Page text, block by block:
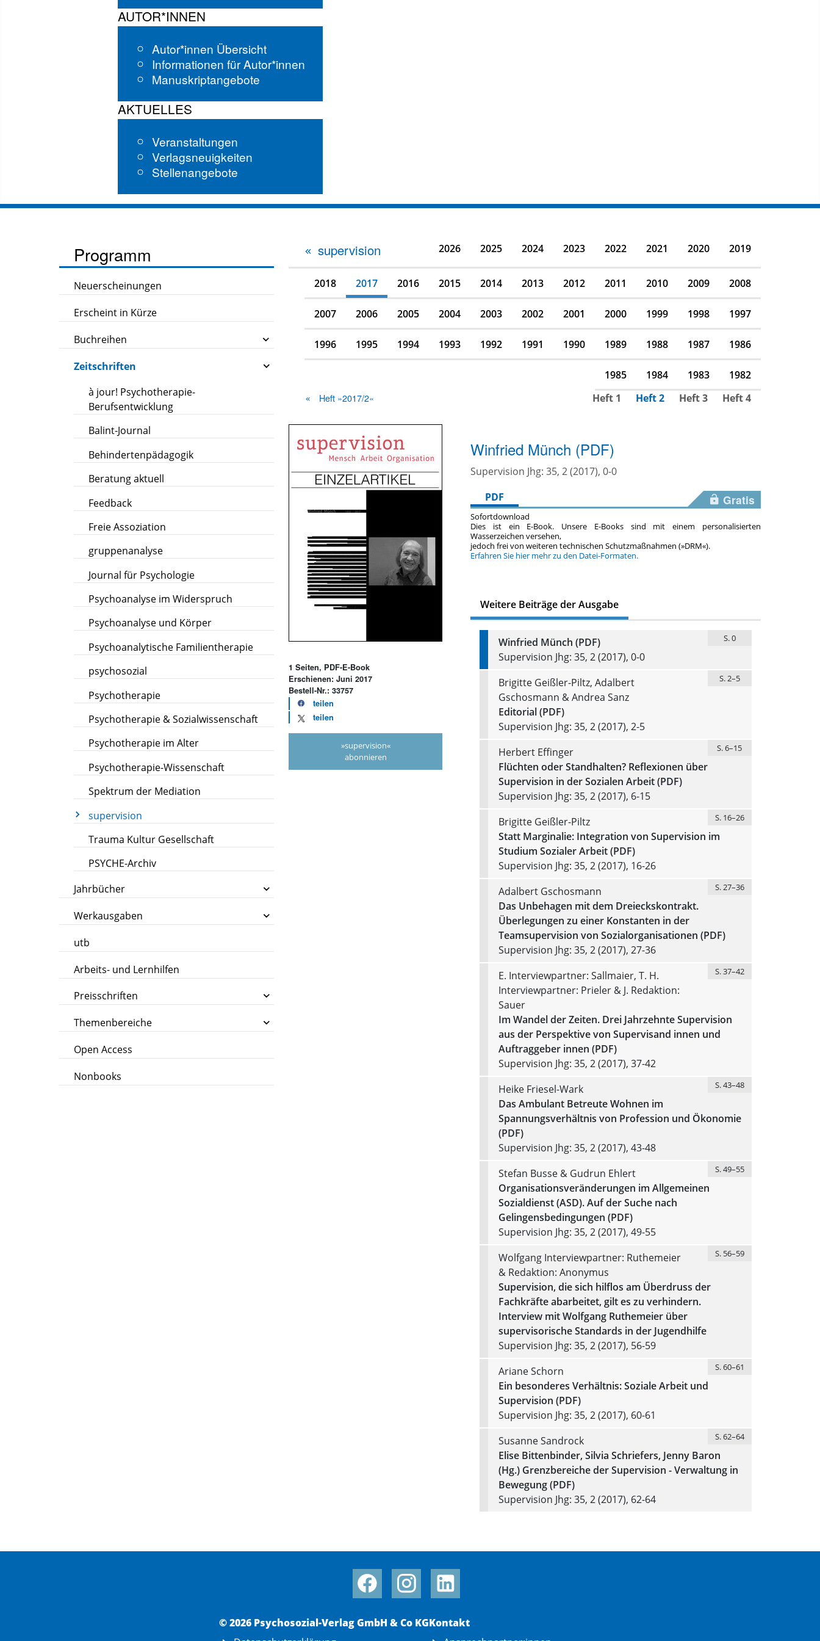
AUTOR*INNEN
Autor*innen Übersicht
Informationen für Autor*innen
Manuskriptangebote
AKTUELLES
Veranstaltungen
Verlagsneuigkeiten
Stellenangebote
Programm
Neuerscheinungen
Erscheint in Kürze
Buchreihen
Zeitschriften
à jour! Psychotherapie-
Berufsentwicklung
Balint-Journal
Behindertenpädagogik
Beratung aktuell
Feedback
Freie Assoziation
gruppenanalyse
Journal für Psychologie
Psychoanalyse im Widerspruch
Psychoanalyse und Körper
Psychoanalytische Familientherapie
psychosozial
Psychotherapie
Psychotherapie & Sozialwissenschaft
Psychotherapie im Alter
Psychotherapie-Wissenschaft
Spektrum der Mediation
supervision
Trauma Kultur Gesellschaft
PSYCHE-Archiv
Jahrbücher
Werkausgaben
utb
Arbeits- und Lernhilfen
Preisschriften
Themenbereiche
Open Access
Nonbooks
supervision 2026 2025 2024 2023 2022 2021 2020 2019
2018 2017 2016 2015 2014 2013 2012 2011 2010 2009 2008
2007 2006 2005 2004 2003 2002 2001 2000 1999 1998 1997
1996 1995 1994 1993 1992 1991 1990 1989 1988 1987 1986
1985 1984 1983 1982
Heft »2017/2« Heft 1 Heft 2 Heft 3 Heft 4
1 Seiten, PDF-E-Book
Erschienen: Juni 2017
Bestell-Nr.: 33757
teilen
teilen
»supervision«
abonnieren
Winfried Münch (PDF)
Supervision Jhg: 35, 2 (2017), 0-0
PDF
Gratis
Sofortdownload
Dies ist ein E-Book. Unsere E-Books sind mit einem personalisierten
Wasserzeichen versehen,
jedoch frei von weiteren technischen Schutzmaßnahmen (»DRM«).
Erfahren Sie hier mehr zu den Datei-Formaten.
Weitere Beiträge der Ausgabe
S. 0
Winfried Münch (PDF)
Supervision Jhg: 35, 2 (2017), 0-0
Brigitte Geißler-Piltz, Adalbert
Gschosmann & Andrea Sanz
S. 2–5
Editorial (PDF)
Supervision Jhg: 35, 2 (2017), 2-5
Herbert Effinger
S. 6–15
Flüchten oder Standhalten? Reflexionen über
Supervision in der Sozialen Arbeit (PDF)
Supervision Jhg: 35, 2 (2017), 6-15
Brigitte Geißler-Piltz
S. 16–26
Statt Marginalie: Integration von Supervision im
Studium Sozialer Arbeit (PDF)
Supervision Jhg: 35, 2 (2017), 16-26
Adalbert Gschosmann
S. 27–36
Das Unbehagen mit dem Dreieckskontrakt.
Überlegungen zu einer Konstanten in der
Teamsupervision von Sozialorganisationen (PDF)
Supervision Jhg: 35, 2 (2017), 27-36
E. Interviewpartner: Sallmaier, T. H.
Interviewpartner: Prieler & J. Redaktion:
Sauer
S. 37–42
Im Wandel der Zeiten. Drei Jahrzehnte Supervision
aus der Perspektive von Supervisand innen und
Auftraggeber innen (PDF)
Supervision Jhg: 35, 2 (2017), 37-42
Heike Friesel-Wark
S. 43–48
Das Ambulant Betreute Wohnen im
Spannungsverhältnis von Profession und Ökonomie
(PDF)
Supervision Jhg: 35, 2 (2017), 43-48
Stefan Busse & Gudrun Ehlert
S. 49–55
Organisationsveränderungen im Allgemeinen
Sozialdienst (ASD). Auf der Suche nach
Gelingensbedingungen (PDF)
Supervision Jhg: 35, 2 (2017), 49-55
Wolfgang Interviewpartner: Ruthemeier
& Redaktion: Anonymus
S. 56–59
Supervision, die sich hilflos am Überdruss der
Fachkräfte abarbeitet, gilt es zu verhindern.
Interview mit Wolfgang Ruthemeier über
supervisorische Standards in der Jugendhilfe
Supervision Jhg: 35, 2 (2017), 56-59
Ariane Schorn
S. 60–61
Ein besonderes Verhältnis: Soziale Arbeit und
Supervision (PDF)
Supervision Jhg: 35, 2 (2017), 60-61
Susanne Sandrock
S. 62–64
Elise Bittenbinder, Silvia Schriefers, Jenny Baron
(Hg.) Grenzbereiche der Supervision - Verwaltung in
Bewegung (PDF)
Supervision Jhg: 35, 2 (2017), 62-64
© 2026 Psychosozial-Verlag GmbH & Co KGKontakt